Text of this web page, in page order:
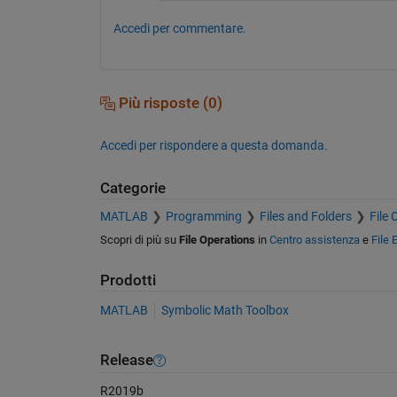
Accedi per commentare.
Più risposte (0)
Accedi per rispondere a questa domanda.
Categorie
MATLAB Programming Files and Folders File
Scopri di più su File Operations in Centro assistenzae File
Prodotti
MATLAB Symbolic Math Toolbox
Release
R2019b